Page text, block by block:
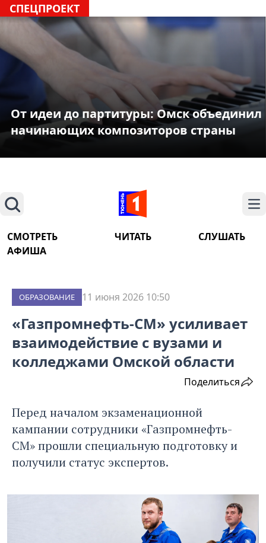
СПЕЦПРОЕКТ
От идеи до партитуры: Омск объединил
начинающих композиторов страны
Поиск
СМОТРЕТЬ ЧИТАТЬ
СЛУШАТЬ
АФИША
ОБРАЗОВАНИЕ 11 июня 2026 10:50
«Газпромнефть-СМ» усиливает
взаимодействие с вузами и
колледжами Омской области
Поделиться
Перед началом экзаменационной
кампании сотрудники «Газпромнефть-
СМ» прошли специальную подготовку и
получили статус экспертов.